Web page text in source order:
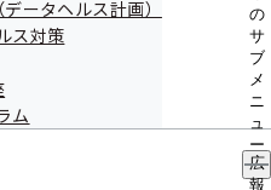
の
サ
ブ
メ
ニ
ュ
ー
ータヘルス計画）
ス対策
ム
広
報
募者増につながります。
下記をご覧ください。